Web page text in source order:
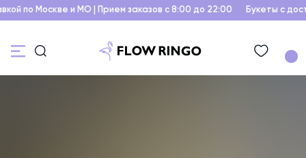
по Москве и МО | Прием заказов с 8:00 до 22:00 Букеты с